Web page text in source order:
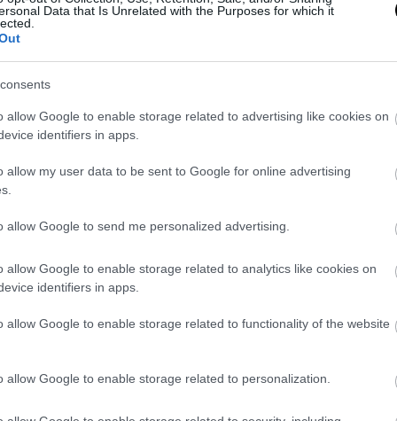
Data that Is Unrelated with the Purposes for which it
allow Google to enable storage related to advertising like cookies on
identifiers in apps.
allow my user data to be sent to Google for online advertising
allow Google to send me personalized advertising.
allow Google to enable storage related to analytics like cookies on
identifiers in apps.
allow Google to enable storage related to functionality of the website
allow Google to enable storage related to personalization.
χαμηλής υγρασίας, οξύτητας και φυσικής
δράσης λειτουργεί σαν ένα εξαιρετικά
σύστημα συντήρησης.
εμφανίζει κρυστάλλωση ή να έχει αλλάξει
την πάροδο του χρόνου, αυτό δεν σημαίνει
ότι έχει καταστραφεί.
μορφή.
του αιγυπτιακού μελιού αποδεικνύει
είναι αυτό το φυσικό προϊόν.
τρόφιμα αλλοιώνονται μέσα σε
τον λόγο αυτό θεωρείται συχνά το μοναδικό
συνθήκες, μπορεί να παραμείνει